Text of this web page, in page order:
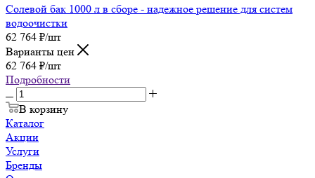
Солевой бак 1000 л в сборе - надежное решение для систем
водоочистки
62 764 ₽/шт
Варианты цен
62 764 ₽/шт
Подробности
В корзину
Каталог
Акции
Услуги
Бренды